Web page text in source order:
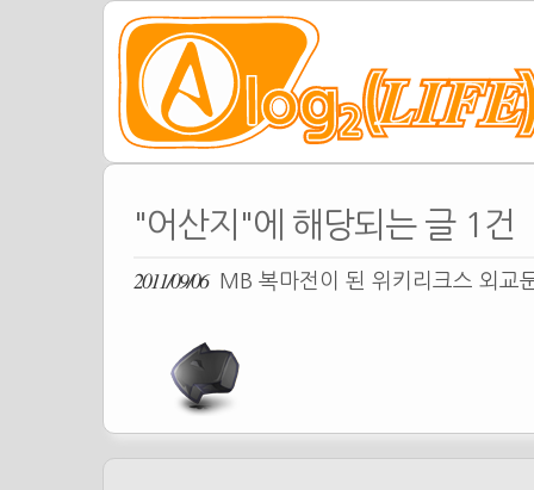
"어산지"에 해당되는 글 1건
2011/09/06 MB 복마전이 된 위키리크스 외교